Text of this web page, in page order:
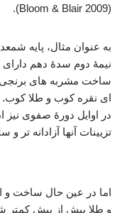
(2009 Bloom & Blair).
به عنوان مثال، پایه
ساخت مشربه های برنجی
ای نقره کوب و طلا کوب.
تزیینات آنها آزادانه تر و
اما در عین حال ساخت و